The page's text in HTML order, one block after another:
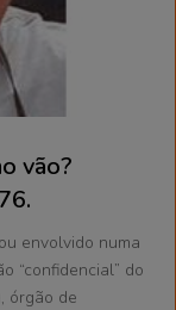
vão?
envolvido numa
“confidencial” do
órgão de